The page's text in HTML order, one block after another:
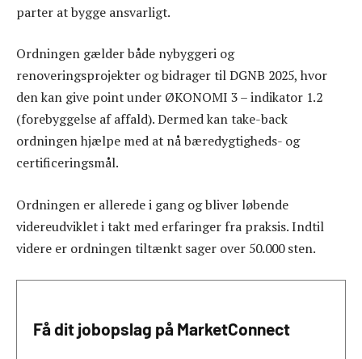
parter at bygge ansvarligt.
Ordningen gælder både nybyggeri og
renoveringsprojekter og bidrager til DGNB 2025, hvor
den kan give point under ØKONOMI 3 – indikator 1.2
(forebyggelse af affald). Dermed kan take-back
ordningen hjælpe med at nå bæredygtigheds- og
certificeringsmål.
Ordningen er allerede i gang og bliver løbende
videreudviklet i takt med erfaringer fra praksis. Indtil
videre er ordningen tiltænkt sager over 50.000 sten.
Få dit jobopslag på MarketConnect